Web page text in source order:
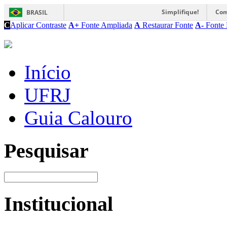
BRASIL Simplifique!
CAplicar Contraste A+ Fonte Ampliada A Restaurar Fonte A- Fonte
Início
UFRJ
Guia Calouro
Pesquisar
Institucional